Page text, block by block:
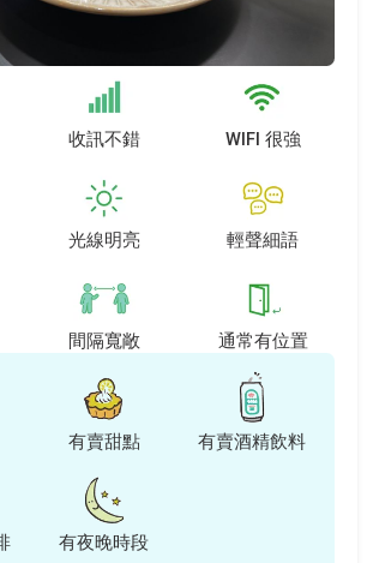
收訊不錯 WIFI 很強
光線明亮 輕聲細語
間隔寬敞 通常有位置
有賣甜點 有賣酒精飲料
有夜晚時段